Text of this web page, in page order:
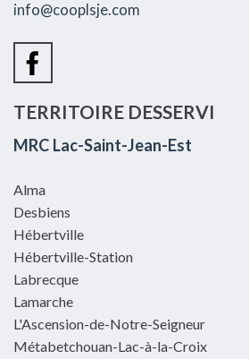
info@cooplsje.com
TERRITOIRE DESSERVI
MRC Lac-Saint-Jean-Est
Alma
Desbiens
Hébertville
Hébertville-Station
Labrecque
Lamarche
L'Ascension-de-Notre-Seigneur
Métabetchouan-Lac-à-la-Croix